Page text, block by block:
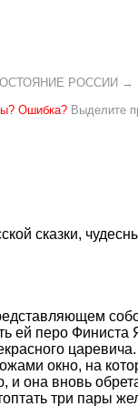
РОССИИ →
Ошибка? Выделите
сказки,
ей перо Финиста
окно, на
и она вновь
три пары